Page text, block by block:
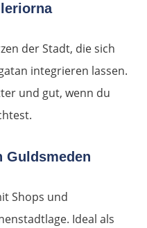
der Stadt, die sich
integrieren lassen.
und gut, wenn du
Guldsmeden
Shops und
Ideal als